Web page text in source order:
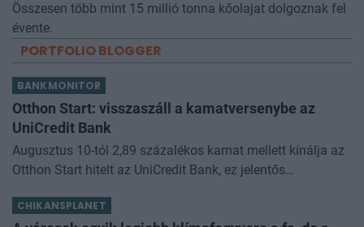
Összesen több mint 15 millió tonna kőolajat dolgoznak fel
évente.
PORTFOLIO BLOGGER
BANKMONITOR
Otthon Start: visszaszáll a kamatversenybe az
UniCredit Bank
Augusztus 10-tól 2,89 százalékos kamat mellett kínálja az
Otthon Start hitelt az UniCredit Bank, ez jelentős
kamathoz képest. De arról sem s
CHIKANSPLANET